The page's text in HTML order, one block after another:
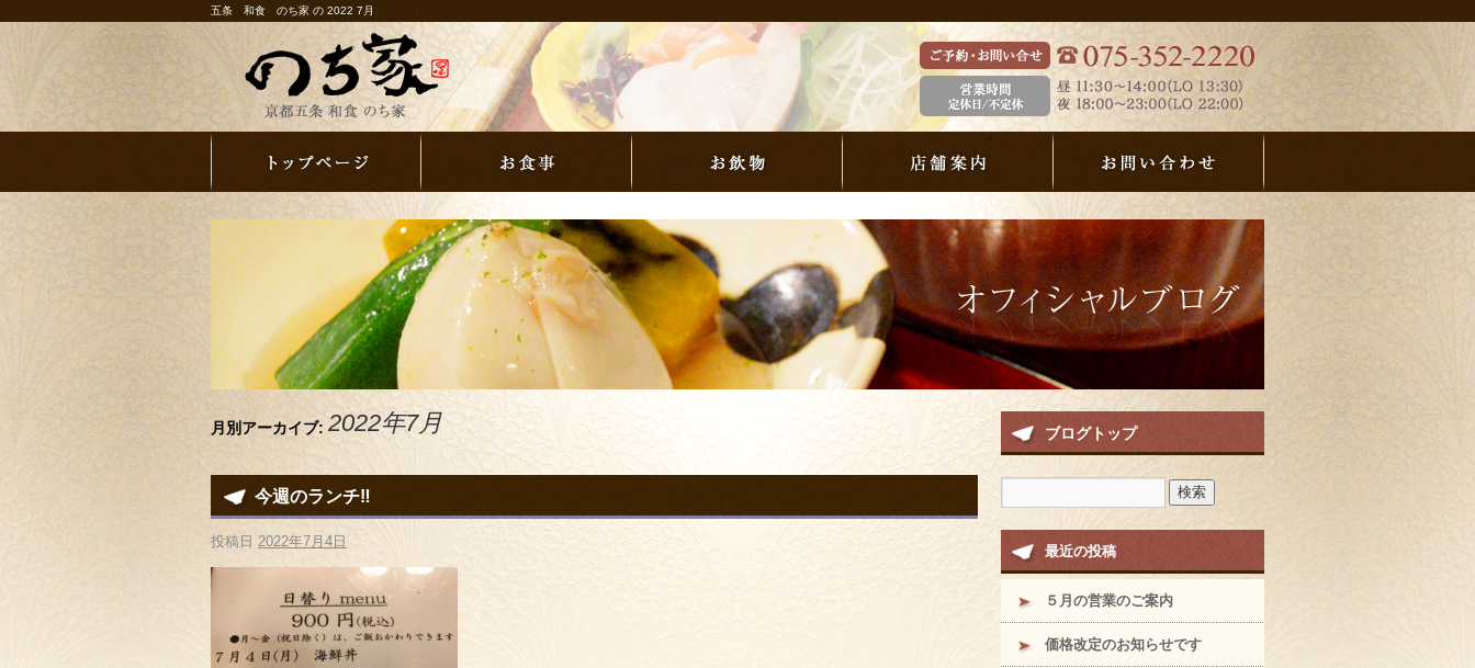
五条 和食 のち家 の 2022 7月
月別アーカイブ: 2022年7月
今週のランチ‼︎
投稿日 2022年7月4日
ブログトップ
最近の投稿
５月の営業のご案内
価格改定のお知らせです